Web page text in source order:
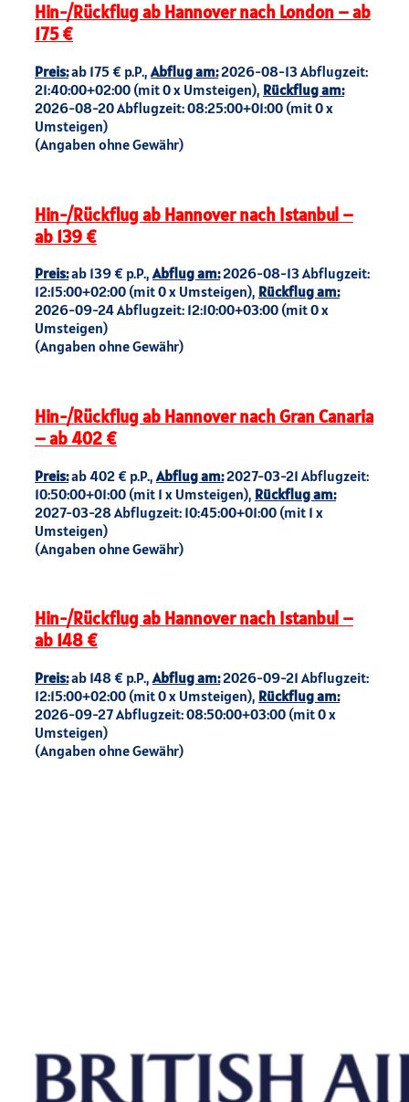
Hin-/Rückflug ab Hannover nach London – ab
175 €
Preis:ab 175 € p.P., Abflug am:2026-08-13 Abflugzeit:
21:40:00+02:00 (mit 0 x Umsteigen), Rückflug am:
2026-08-20 Abflugzeit: 08:25:00+01:00 (mit 0 x
Umsteigen)
(Angaben ohne Gewähr)
Hin-/Rückflug ab Hannover nach Istanbul –
ab 139 €
Preis:ab 139 € p.P.,Abflug am:2026-08-13 Abflugzeit:
12:15:00+02:00 (mit 0 x Umsteigen), Rückflug am:
2026-09-24 Abflugzeit: 12:10:00+03:00 (mit 0 x
Umsteigen)
(Angaben ohne Gewähr)
Hin-/Rückflug ab Hannover nach Gran Canaria
– ab 402 €
Preis:ab 402 € p.P., Abflug am:2027-03-21 Abflugzeit:
10:50:00+01:00 (mit 1 x Umsteigen), Rückflug am:
2027-03-28 Abflugzeit: 10:45:00+01:00 (mit 1 x
Umsteigen)
(Angaben ohne Gewähr)
Hin-/Rückflug ab Hannover nach Istanbul –
ab 148 €
Preis:ab 148 € p.P.,Abflug am:2026-09-21 Abflugzeit:
12:15:00+02:00 (mit 0 x Umsteigen), Rückflug am:
2026-09-27 Abflugzeit: 08:50:00+03:00 (mit 0 x
Umsteigen)
(Angaben ohne Gewähr)